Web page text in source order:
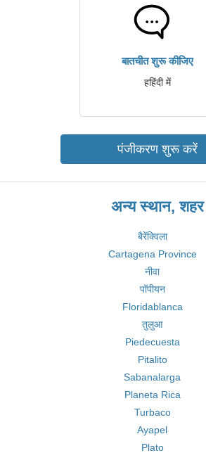
बातचीत शुरू कीजिए
हहिंदी में
पंजीकरण शुरू करें
अन्य स्थान, शहर
बैरेंक्विला
Cartagena Province
नीवा
पॉपीयन
Floridablanca
तुलुआ
Piedecuesta
Pitalito
Sabanalarga
Planeta Rica
Turbaco
Ayapel
Plato